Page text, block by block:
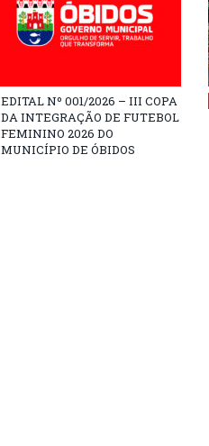
EDITAL Nº 001/2026 – III COPA
DA INTEGRAÇÃO DE FUTEBOL
FEMININO 2026 DO
MUNICÍPIO DE ÓBIDOS